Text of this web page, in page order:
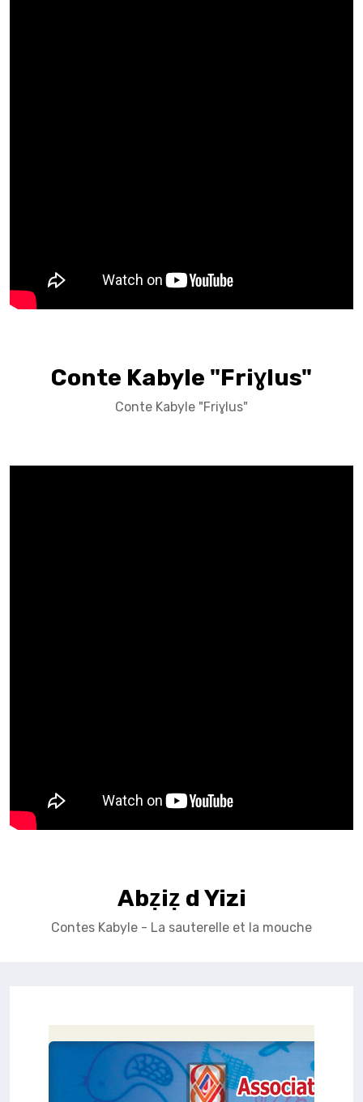
Conte Kabyle "Friɣlus"
Conte Kabyle "Friɣlus"
Abẓiẓ d Yizi
Contes Kabyle - La sauterelle et la mouche